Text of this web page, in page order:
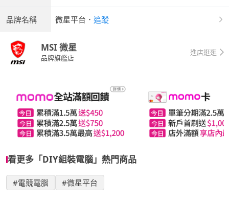
品牌名稱 微星平台 ． 追蹤
MSI 微星
品牌旗艦店
進店逛逛
看更多「DIY組裝電腦」熱門商品
#電競電腦 #微星平台